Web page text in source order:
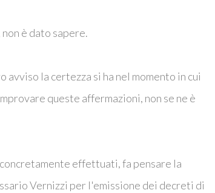
è dato sapere.
avviso la certezza si ha nel momento in cui
queste affermazioni, non se ne è
effettuati, fa pensare la
Vernizzi per l'emissione dei decreti di